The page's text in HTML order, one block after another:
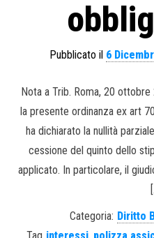
Pubblicato il 6
Nota a Trib. Roma, 20
la presente ordinanza ex art
ha dichiarato la nullità
cessione del quinto dello
applicato. In particolare, il
Categoria: Diritto